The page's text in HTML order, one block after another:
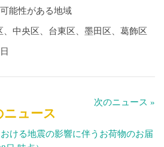
能性がある地域
中央区、台東区、墨田区、葛飾区
次のニュース »
ニュース
ける地震の影響に伴うお荷物のお届